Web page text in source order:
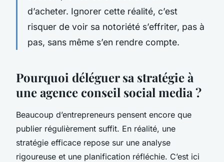
d’acheter. Ignorer cette réalité, c’est
risquer de voir sa notoriété s’effriter, pas à
pas, sans même s’en rendre compte.
Pourquoi déléguer sa stratégie à
une agence conseil social media ?
Beaucoup d’entrepreneurs pensent encore que
publier régulièrement suffit. En réalité, une
stratégie efficace repose sur une analyse
rigoureuse et une planification réfléchie. C’est ici